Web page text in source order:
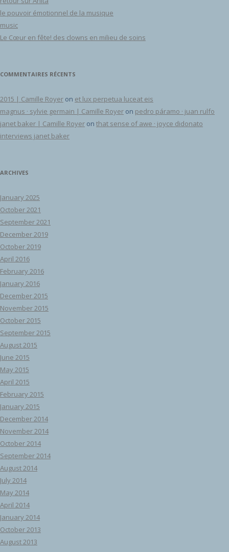
le pouvoir émotionnel de la musique
music
Le Cœur en fête! des clowns en milieu de soins
COMMENTAIRES RÉCENTS
2015 | Camille Royer on et lux perpetua luceat eis
magnus · sylvie germain | Camille Royer on pedro páramo · juan rulfo
janet baker | Camille Royer on that sense of awe · joyce didonato
interviews janet baker
ARCHIVES
January 2025
October 2021
September 2021
December 2019
October 2019
April 2016
February 2016
January 2016
December 2015
November 2015
October 2015
September 2015
August 2015
June 2015
May 2015
April 2015
February 2015
January 2015
December 2014
November 2014
October 2014
September 2014
August 2014
July 2014
May 2014
April 2014
January 2014
October 2013
August 2013